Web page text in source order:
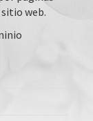
sitio web.